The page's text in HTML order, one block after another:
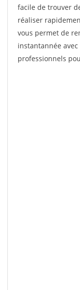
facile de trouver
réaliser
vous permet de
instantannée
professionnels